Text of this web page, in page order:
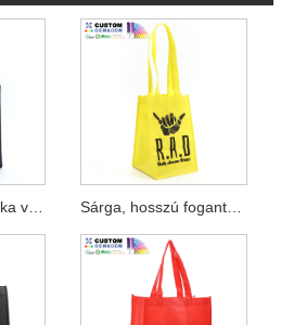
Nem szőtt kézitáska vállalat számára